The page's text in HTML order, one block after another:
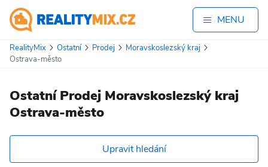
MENU
RealityMix Ostatní Prodej
Moravskoslezský kraj
Ostrava-město
Ostatní Prodej Moravskoslezský kraj
Ostrava-město
Upravit hledání